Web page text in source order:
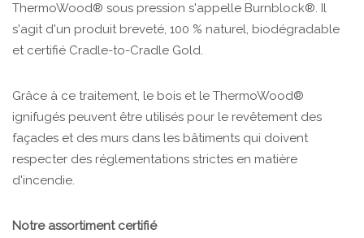
ThermoWood® sous pression s'appelle Burnblock®. Il
s'agit d'un produit breveté, 100 % naturel, biodégradable
et certifié Cradle-to-Cradle Gold.
Grâce à ce traitement, le bois et le ThermoWood®
ignifugés peuvent être utilisés pour le revêtement des
façades et des murs dans les bâtiments qui doivent
respecter des réglementations strictes en matière
d'incendie.
Notre assortiment certifié